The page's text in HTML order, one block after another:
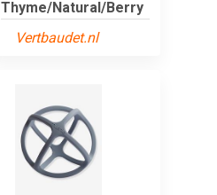
Thyme/Natural/Berry
Vertbaudet.nl